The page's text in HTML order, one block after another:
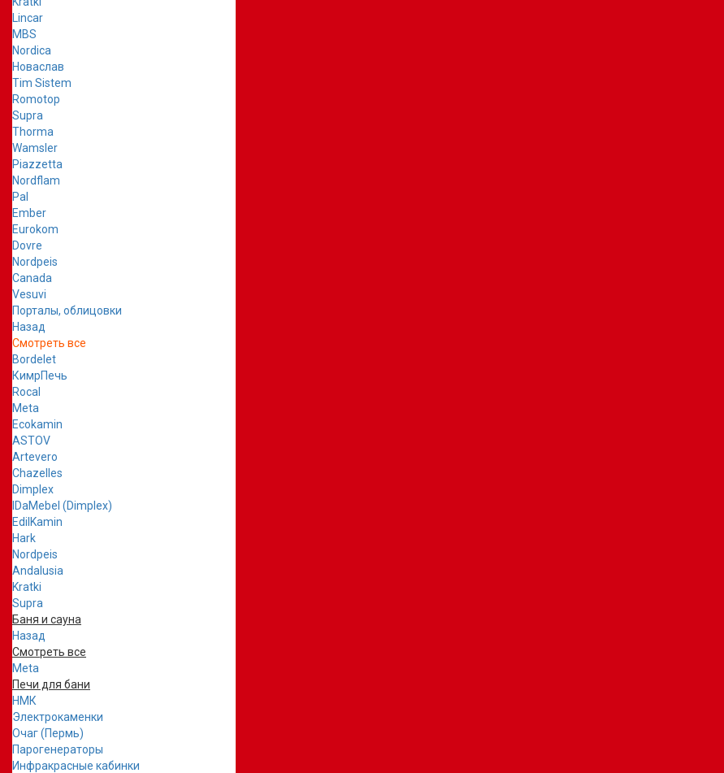
Lincar
MBS
Nordica
Новаслав
Tim Sistem
Romotop
Supra
Thorma
Wamsler
Piazzetta
Nordflam
Pal
Ember
Eurokom
Dovre
Nordpeis
Canada
Vesuvi
Порталы, облицовки
Назад
Смотреть все
Bordelet
КимрПечь
Rocal
Meta
Ecokamin
ASTOV
Artevero
Chazelles
Dimplex
IDaMebel (Dimplex)
EdilKamin
Hark
Nordpeis
Andalusia
Kratki
Supra
Баня и сауна
Назад
Смотреть все
Meta
Печи для бани
НМК
Электрокаменки
Очаг (Пермь)
Парогенераторы
Инфракрасные кабинки